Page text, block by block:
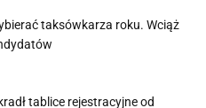
taksówkarza roku. Wciąż
tablice rejestracyjne od